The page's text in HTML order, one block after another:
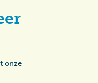
onze